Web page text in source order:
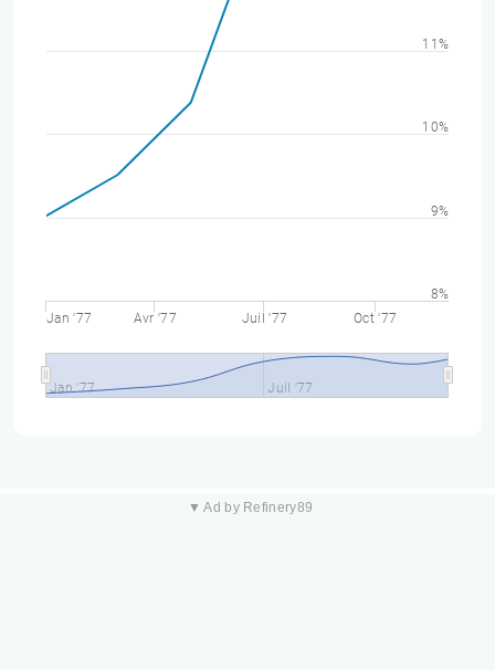
Jan '77 Avr '77 Juil '77 Oct '77
Jan '77 Juil '77
8%
9%
10%
11%
▼ Ad by Refinery89